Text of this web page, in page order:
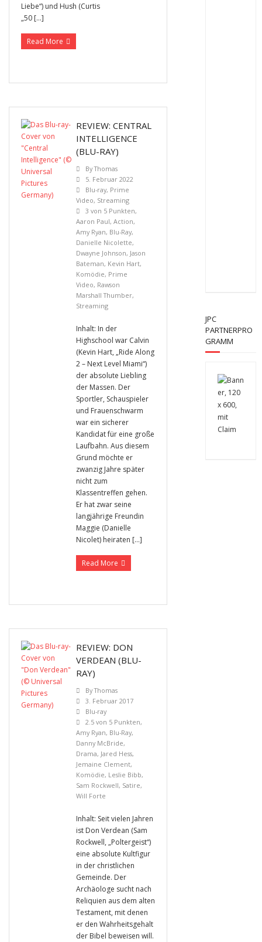
Liebe“) und Hush (Curtis
„50 […]
Read More
REVIEW: CENTRAL
INTELLIGENCE
(BLU-RAY)
ByThomas
5. Februar 2022
Blu-ray, Prime
Video, Streaming
3 von 5 Punkten,
Aaron Paul, Action,
Amy Ryan, Blu-Ray,
Danielle Nicolette,
Dwayne Johnson, Jason
Bateman, Kevin Hart,
Komödie, Prime
Video, Rawson
Marshall Thumber,
Streaming
Inhalt: In der
Highschool war Calvin
(Kevin Hart, „Ride Along
2 – Next Level Miami“)
der absolute Liebling
der Massen. Der
Sportler, Schauspieler
und Frauenschwarm
war ein sicherer
Kandidat für eine große
Laufbahn. Aus diesem
Grund möchte er
zwanzig Jahre später
nicht zum
Klassentreffen gehen.
Er hat zwar seine
langjährige Freundin
Maggie (Danielle
Nicolet) heiraten […]
Read More
REVIEW: DON
VERDEAN (BLU-
RAY)
ByThomas
3. Februar 2017
Blu-ray
2.5 von 5 Punkten,
Amy Ryan, Blu-Ray,
Danny McBride,
Drama, Jared Hess,
Jemaine Clement,
Komödie, Leslie Bibb,
Sam Rockwell, Satire,
Will Forte
Inhalt: Seit vielen Jahren
ist Don Verdean (Sam
Rockwell, „Poltergeist“)
eine absolute Kultfigur
in der christlichen
Gemeinde. Der
Archäologe sucht nach
Reliquien aus dem alten
Testament, mit denen
er den Wahrheitsgehalt
der Bibel beweisen will.
JPC
PARTNERPRO
GRAMM